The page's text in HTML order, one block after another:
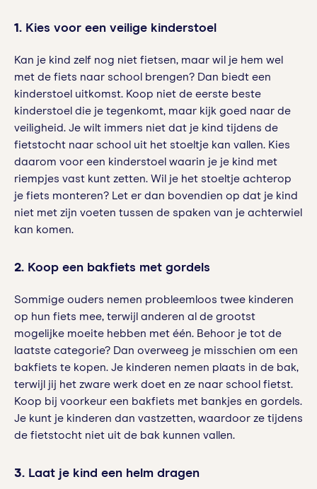
1. Kies voor een veilige kinderstoel
Kan je kind zelf nog niet fietsen, maar wil je hem wel
met de fiets naar school brengen? Dan biedt een
kinderstoel uitkomst. Koop niet de eerste beste
kinderstoel die je tegenkomt, maar kijk goed naar de
veiligheid. Je wilt immers niet dat je kind tijdens de
fietstocht naar school uit het stoeltje kan vallen. Kies
daarom voor een kinderstoel waarin je je kind met
riempjes vast kunt zetten. Wil je het stoeltje achterop
je fiets monteren? Let er dan bovendien op dat je kind
niet met zijn voeten tussen de spaken van je achterwiel
kan komen.
2. Koop een bakfiets met gordels
Sommige ouders nemen probleemloos twee kinderen
op hun fiets mee, terwijl anderen al de grootst
mogelijke moeite hebben met één. Behoor je tot de
laatste categorie? Dan overweeg je misschien om een
bakfiets te kopen. Je kinderen nemen plaats in de bak,
terwijl jij het zware werk doet en ze naar school fietst.
Koop bij voorkeur een bakfiets met bankjes en gordels.
Je kunt je kinderen dan vastzetten, waardoor ze tijdens
de fietstocht niet uit de bak kunnen vallen.
3. Laat je kind een helm dragen